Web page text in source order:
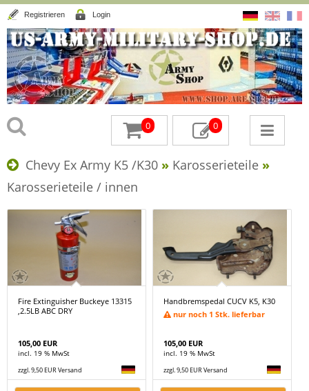
Registrieren Login
0 0
Chevy Ex Army K5 /K30 » Karosserieteile »
Karosserieteile / innen
Fire Extinguisher Buckeye 13315
,2.5LB ABC DRY
105,00 EUR
incl. 19 % MwSt
zzgl. 9,50 EUR Versand
Handbremspedal CUCV K5, K30
nur noch 1 Stk. lieferbar
105,00 EUR
incl. 19 % MwSt
zzgl. 9,50 EUR Versand